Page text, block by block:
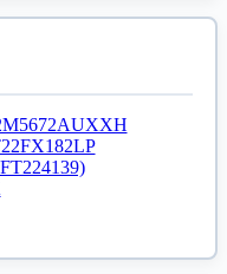
fost:
49,00